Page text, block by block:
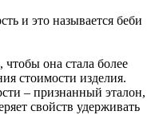
и это называется беби
чтобы она стала более
стоимости изделия.
– признанный эталон,
свойств удерживать